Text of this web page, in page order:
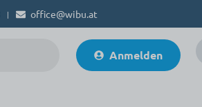
| office@wibu.at
Anmelden